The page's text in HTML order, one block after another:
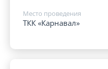
Место проведения
ТКК «Карнавал»